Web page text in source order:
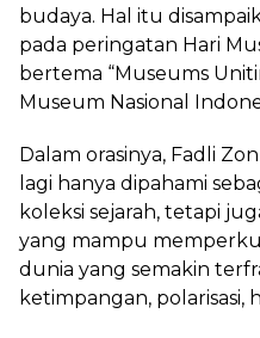
budaya. Hal itu
pada peringatan Hari
bertema “Museums
Museum Nasional
Dalam orasinya, Fadli
lagi hanya dipahami
koleksi sejarah, tetapi
yang mampu
dunia yang semakin
ketimpangan, polarisasi,